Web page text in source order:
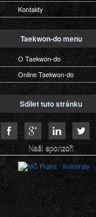
Kontakty
Taekwon-do menu
O Taekwon-do
Online Taekwon-do
Sdílet tuto stránku
Naši sponzoři